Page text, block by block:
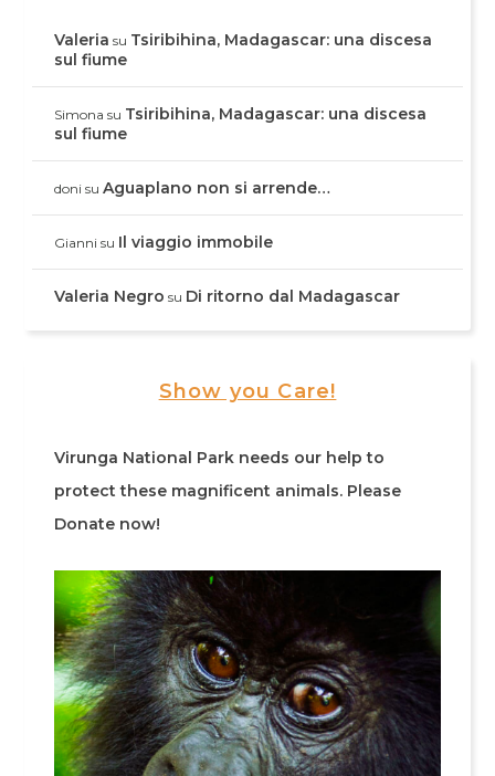
Valeria su Tsiribihina, Madagascar: una discesa
sul fiume
Simona su Tsiribihina, Madagascar: una discesa
sul fiume
doni suAguaplano non si arrende…
Gianni su Il viaggio immobile
Valeria Negro su Di ritorno dal Madagascar
Show you Care!
Virunga National Park needs our help to
protect these magnificent animals. Please
Donate now!